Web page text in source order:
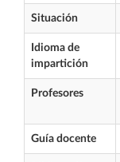
Situación
Idioma de
impartición
Profesores
Guía docente